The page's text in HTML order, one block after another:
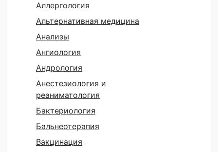
Аллергология
Альтернативная медицина
Анализы
Ангиология
Андрология
Анестезиология и
реаниматология
Бактериология
Бальнеотерапия
Вакцинация